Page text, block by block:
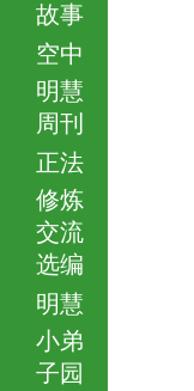
故事
空中
明慧
周刊
正法
修炼
交流
选编
明慧
小弟
子园